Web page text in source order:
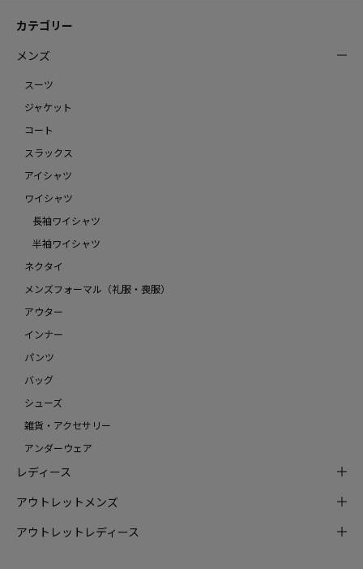
カテゴリー
メンズ
スーツ
ジャケット
コート
スラックス
アイシャツ
ワイシャツ
長袖ワイシャツ
半袖ワイシャツ
ネクタイ
メンズフォーマル（礼服・喪服）
アウター
インナー
パンツ
バッグ
シューズ
雑貨・アクセサリー
アンダーウェア
レディース
アウトレットメンズ
アウトレットレディース